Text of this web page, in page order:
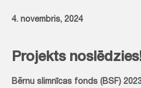
4. novembris, 2024
Projekts
Bērnu slimnīcas fonds (BSF)